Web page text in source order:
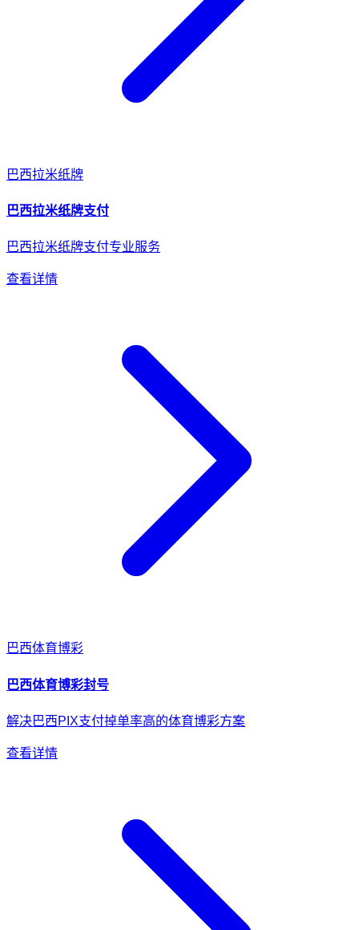
巴西拉米纸牌
巴西拉米纸牌支付
巴西拉米纸牌支付专业服务
查看详情
巴西体育博彩
巴西体育博彩封号
解决巴西PIX支付掉单率高的体育博彩方案
查看详情